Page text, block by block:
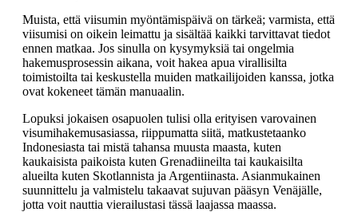
Muista, että viisumin myöntämispäivä on tärkeä; varmista, että
viisumisi on oikein leimattu ja sisältää kaikki tarvittavat tiedot
ennen matkaa. Jos sinulla on kysymyksiä tai ongelmia
hakemusprosessin aikana, voit hakea apua virallisilta
toimistoilta tai keskustella muiden matkailijoiden kanssa, jotka
ovat kokeneet tämän manuaalin.
Lopuksi jokaisen osapuolen tulisi olla erityisen varovainen
visumihakemusasiassa, riippumatta siitä, matkustetaanko
Indonesiasta tai mistä tahansa muusta maasta, kuten
kaukaisista paikoista kuten Grenadiineilta tai kaukaisilta
alueilta kuten Skotlannista ja Argentiinasta. Asianmukainen
suunnittelu ja valmistelu takaavat sujuvan pääsyn Venäjälle,
jotta voit nauttia vierailustasi tässä laajassa maassa.